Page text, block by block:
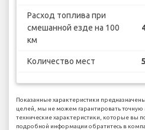
Расход топлива при
смешанной езде на 100
км
Количество мест 5
Показанные характеристики
целей, мы не можем гарантировать
технические характеристики, которые вы
подробной информации обратитесь в